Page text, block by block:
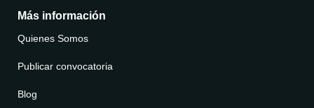
Más información
Quienes Somos
Publicar convocatoria
Blog